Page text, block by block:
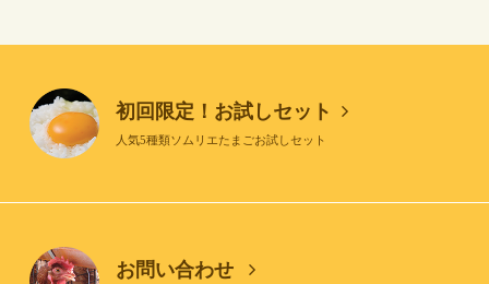
初回限定！お試しセット
人気5種類ソムリエたまごお試しセット
お問い合わせ